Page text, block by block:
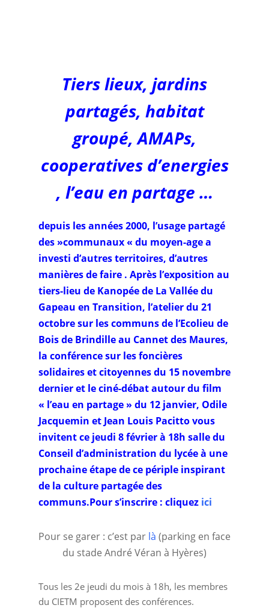
Tiers lieux, jardins
partagés, habitat
groupé, AMAPs,
cooperatives d’energies
, l’eau en partage …
depuis les années 2000, l’usage partagé
des »communaux « du moyen-age a
investi d’autres territoires, d’autres
manières de faire . Après l’exposition au
tiers-lieu de Kanopée de La Vallée du
Gapeau en Transition, l’atelier du 21
octobre sur les communs de l’Ecolieu de
Bois de Brindille au Cannet des Maures,
la conférence sur les foncières
solidaires et citoyennes du 15 novembre
dernier et le ciné-débat autour du film
« l’eau en partage » du 12 janvier, Odile
Jacquemin et Jean Louis Pacitto vous
invitent ce jeudi 8 février à 18h salle du
Conseil d’administration du lycée à une
prochaine étape de ce périple inspirant
de la culture partagée des
communs.Pour s’inscrire : cliquez ici
Pour se garer : c’est par là (parking en face
du stade André Véran à Hyères)
Tous les 2e jeudi du mois à 18h, les membres
du CIETM proposent des conférences.